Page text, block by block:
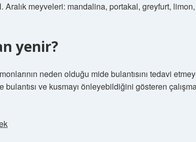
meyveleri: mandalina, portakal, greyfurt, limon,
yenir?
neden olduğu mide bulantısını tedavi
ve kusmayı önleyebildiğini gösteren